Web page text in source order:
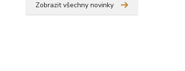
Zobrazit všechny novinky